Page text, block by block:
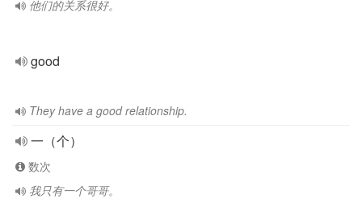
他们的关系很好。
good
They have a good relationship.
一（个）
数次
我只有一个哥哥。